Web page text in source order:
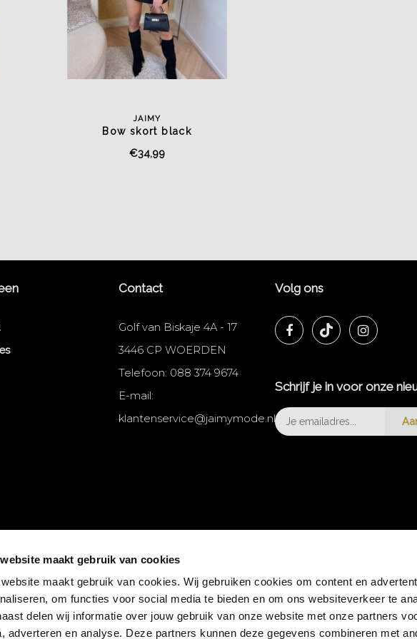
maakt gebruik van cookies
maakt gebruik van cookies. Wij gebruiken cookies om content en
om functies voor social media te bieden en om ons websiteverkeer te
delen wij informatie over jouw gebruik van onze website met onze partners
adverteren en analyse. Deze partners kunnen deze gegevens combineren met
JAIMY
Bow skort black
€34,99
Contact
Golf van Biskaje 4A - 17
3446 CP WOERDEN
Telefoon: 088 374 9674
E-mail:
klantenservice@jaimymode.nl
Volg ons
Schrijf je in voor onze